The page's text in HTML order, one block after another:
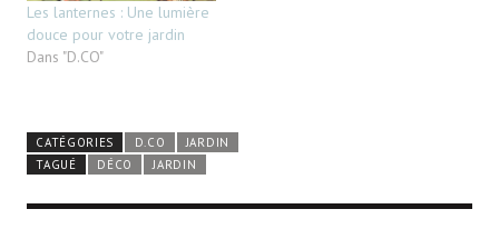
Les lanternes : Une lumière
douce pour votre jardin
Dans "D.CO"
CATÉGORIES D.CO
JARDIN
TAGUÉ
DÉCO JARDIN